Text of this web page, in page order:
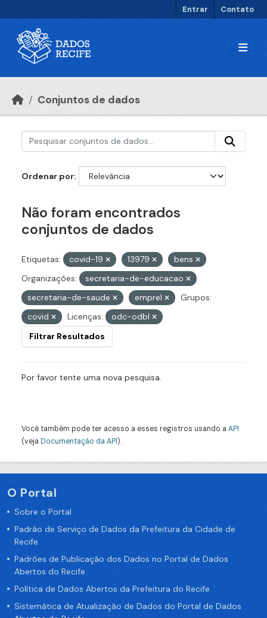
Entrar Contato
Conjuntos de dados
Ordenar por
Não foram encontrados
conjuntos de dados
Etiquetas: covid-19 13979
bens
Organizações:
secretaria-de-educacao
secretaria-de-saude
emprel
Grupos:
covid
Licenças:
odc-odbl
Filtrar Resultados
Por favor tente uma nova pesquisa.
Você também pode ter acesso a esses registros usando a API
(veja Documentação da API).
O Portal
Sobre o Portal
Padrão de Serviço de Dados da Prefeitura da Cidade de
Recife
Padrões de Publicação dos Dados no Portal de Dados
Abertos do Recife
Política de Dados Abertos da Prefeitura do Recife
Sistemática de Atualização de Dados do Portal de Dados